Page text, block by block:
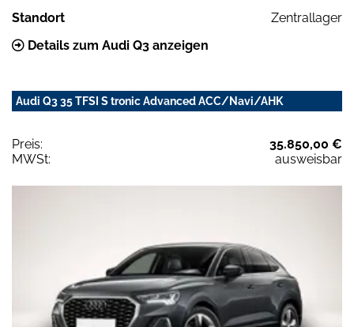
Standort
Zentrallager
Details zum Audi Q3 anzeigen
Audi Q3 35 TFSI S tronic Advanced ACC/Navi/AHK
Preis:
35.850,00 €
MWSt:
ausweisbar